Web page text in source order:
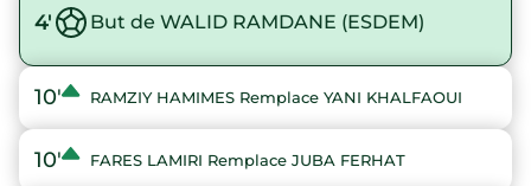
4' But de WALID RAMDANE (ESDEM)
10' RAMZIY HAMIMES Remplace YANI KHALFAOUI
10' FARES LAMIRI Remplace JUBA FERHAT